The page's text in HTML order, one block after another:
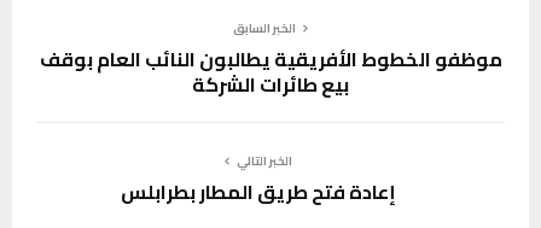
الخبر السابق
موظفو الخطوط الأفريقية يطالبون النائب العام بوقف
بيع طائرات الشركة
الخبر التالي
إعادة فتح طريق المطار بطرابلس